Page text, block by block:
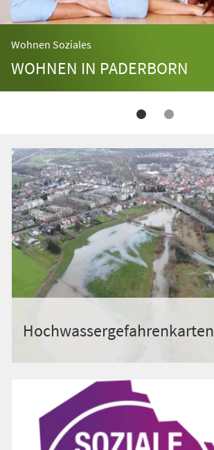
Wohnen Soziales
WOHNEN IN PADERBORN
Hochwassergefahrenkarten